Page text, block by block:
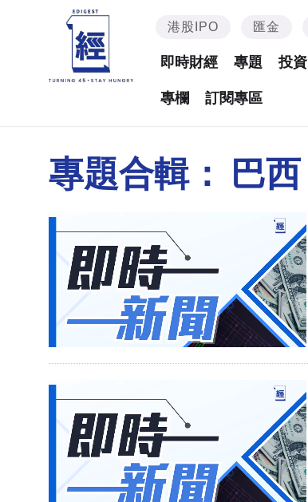
港股IPO 匯金
即時財經 專題 投資
專欄 訂閱專區
專題合輯： 巴西